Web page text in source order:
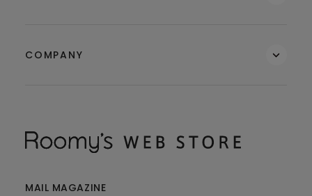
COMPANY
MAIL MAGAZINE